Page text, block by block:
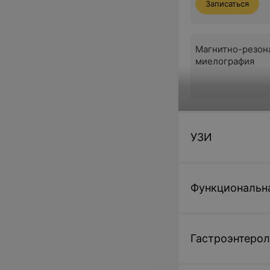
Записаться
Магнитно-
миелография
Записаться
ангиография
Записаться
УЗИ